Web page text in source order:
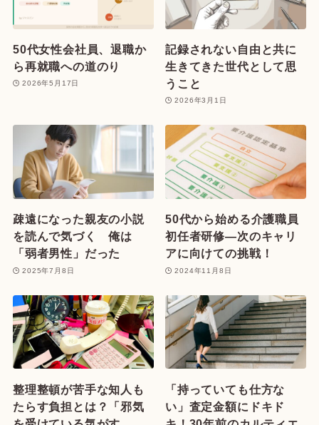
50代女性会社員、退職か
ら再就職への道のり
2026年5月17日
記録されない自由と共に
生きてきた世代として思
うこと
2026年3月1日
疎遠になった親友の小説
を読んで気づく 俺は
「弱者男性」だった
2025年7月8日
50代から始める介護職員
初任者研修—次のキャリ
アに向けての挑戦！
2024年11月8日
整理整頓が苦手な知人も
たらす負担とは？「邪気
「持っていても仕方な
い」査定金額にドキド